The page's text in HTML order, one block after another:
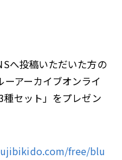
へ投稿いただいた方の
アーカイブオンライ
セット」をプレゼン
free/blu